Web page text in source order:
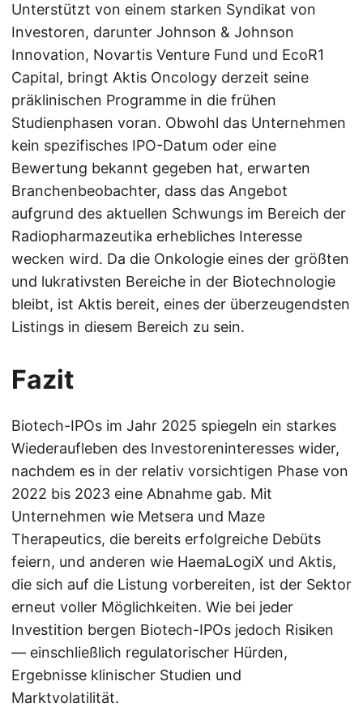
Unterstützt von einem starken Syndikat von
Investoren, darunter Johnson & Johnson
Innovation, Novartis Venture Fund und EcoR1
Capital, bringt Aktis Oncology derzeit seine
präklinischen Programme in die frühen
Studienphasen voran. Obwohl das Unternehmen
kein spezifisches IPO-Datum oder eine
Bewertung bekannt gegeben hat, erwarten
Branchenbeobachter, dass das Angebot
aufgrund des aktuellen Schwungs im Bereich der
Radiopharmazeutika erhebliches Interesse
wecken wird. Da die Onkologie eines der größten
und lukrativsten Bereiche in der Biotechnologie
bleibt, ist Aktis bereit, eines der überzeugendsten
Listings in diesem Bereich zu sein.
Fazit
Biotech-IPOs im Jahr 2025 spiegeln ein starkes
Wiederaufleben des Investoreninteresses wider,
nachdem es in der relativ vorsichtigen Phase von
2022 bis 2023 eine Abnahme gab. Mit
Unternehmen wie Metsera und Maze
Therapeutics, die bereits erfolgreiche Debüts
feiern, und anderen wie HaemaLogiX und Aktis,
die sich auf die Listung vorbereiten, ist der Sektor
erneut voller Möglichkeiten. Wie bei jeder
Investition bergen Biotech-IPOs jedoch Risiken
— einschließlich regulatorischer Hürden,
Ergebnisse klinischer Studien und
Marktvolatilität.